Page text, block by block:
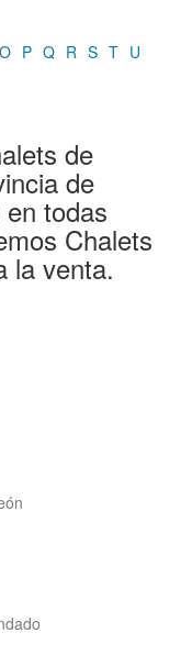
O P Q R S T U
de
de
todas
Chalets
la venta.